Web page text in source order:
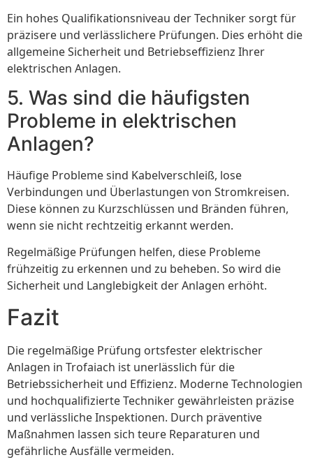
Ein hohes Qualifikationsniveau der Techniker sorgt für
präzisere und verlässlichere Prüfungen. Dies erhöht die
allgemeine Sicherheit und Betriebseffizienz Ihrer
elektrischen Anlagen.
5. Was sind die häufigsten
Probleme in elektrischen
Anlagen?
Häufige Probleme sind Kabelverschleiß, lose
Verbindungen und Überlastungen von Stromkreisen.
Diese können zu Kurzschlüssen und Bränden führen,
wenn sie nicht rechtzeitig erkannt werden.
Regelmäßige Prüfungen helfen, diese Probleme
frühzeitig zu erkennen und zu beheben. So wird die
Sicherheit und Langlebigkeit der Anlagen erhöht.
Fazit
Die regelmäßige Prüfung ortsfester elektrischer
Anlagen in Trofaiach ist unerlässlich für die
Betriebssicherheit und Effizienz. Moderne Technologien
und hochqualifizierte Techniker gewährleisten präzise
und verlässliche Inspektionen. Durch präventive
Maßnahmen lassen sich teure Reparaturen und
gefährliche Ausfälle vermeiden.